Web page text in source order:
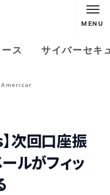
MENU
ス サイバーセキ
次回口座振
ルがフィッ